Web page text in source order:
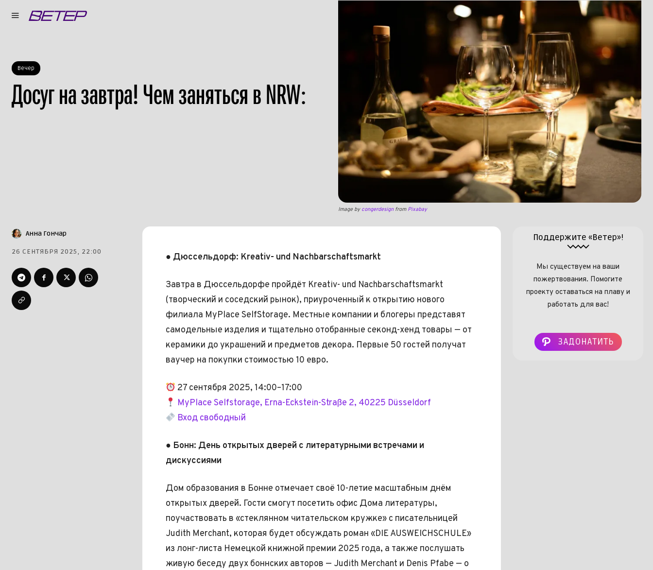
Вечер
Досуг на завтра! Чем заняться в NRW:
Image by congerdesignfrom Pixabay
Анна Гончар
26 СЕНТЯБРЯ 2025, 22:00
● Дюссельдорф: Kreativ- und Nachbarschaftsmarkt
Завтра в Дюссельдорфе пройдёт Kreativ- und Nachbarschaftsmarkt
(творческий и соседский рынок), приуроченный к открытию нового
филиала MyPlace SelfStorage. Местные компании и блогеры представят
самодельные изделия и тщательно отобранные секонд-хенд товары — от
керамики до украшений и предметов декора. Первые 50 гостей получат
ваучер на покупки стоимостью 10 евро.
27 сентября 2025, 14:00–17:00
MyPlace Selfstorage, Erna-Eckstein-Straße 2, 40225 Düsseldorf
Вход свободный
● Бонн: День открытых дверей с литературными встречами и
дискуссиями
Дом образования в Бонне отмечает своё 10-летие масштабным днём
открытых дверей. Гости смогут посетить офис Дома литературы,
поучаствовать в «стеклянном читательском кружке» с писательницей
Judith Merchant, которая будет обсуждать роман «DIE AUSWEICHSCHULE»
из лонг-листа Немецкой книжной премии 2025 года, а также послушать
живую беседу двух боннских авторов — Judith Merchant и Denis Pfabe — о
Поддержите «Ветер»!
Мы существуем на ваши
пожертвования. Помогите
проекту оставаться на плаву и
работать для вас!
ЗАДОНАТИТЬ